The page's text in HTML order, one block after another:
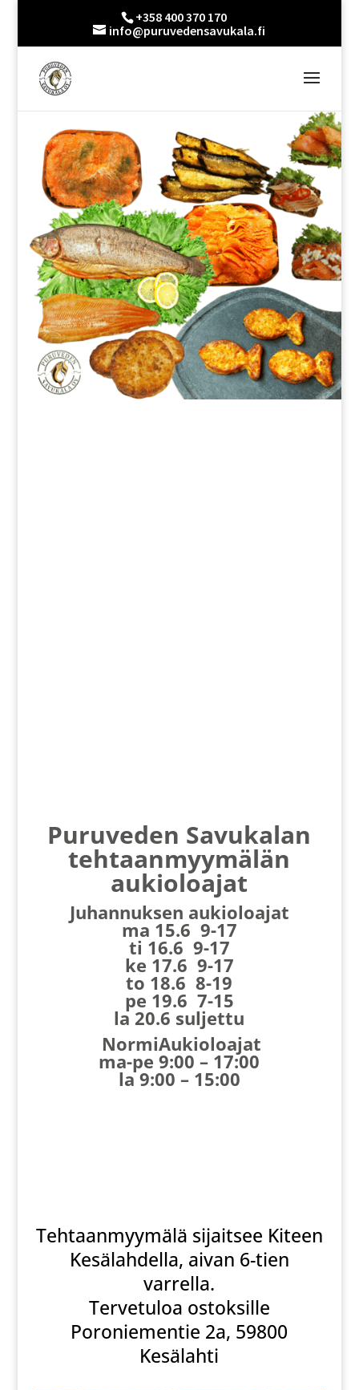
+358 400 370 170
info@puruvedensavukala.fi
Puruveden Savukalan
tehtaanmyymälän
aukioloajat
Juhannuksen aukioloajat
ma 15.6 9-17
ti 16.6 9-17
ke 17.6 9-17
to 18.6 8-19
pe 19.6 7-15
la 20.6 suljettu
NormiAukioloajat
ma-pe 9:00 – 17:00
la 9:00 – 15:00
Tehtaanmyymälä sijaitsee Kiteen
Kesälahdella, aivan 6-tien
varrella.
Tervetuloa ostoksille
Poroniementie 2a, 59800
Kesälahti